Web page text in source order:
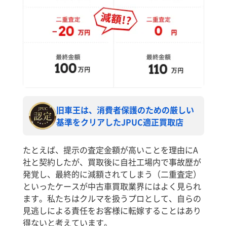
旧車王は、消費者保護のための厳しい
基準をクリアしたJPUC適正買取店
たとえば、提示の査定金額が高いことを理由にA
社と契約したが、買取後に自社工場内で事故歴が
発覚し、最終的に減額されてしまう（二重査定）
といったケースが中古車買取業界にはよく見られ
ます。私たちはクルマを扱うプロとして、自らの
見逃しによる責任をお客様に転嫁することはあり
得ないと考えています。